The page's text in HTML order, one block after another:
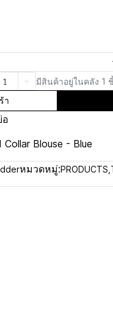
มีสินค้าอยู่ในคลัง 1
า
อ
Blouse - Blue
หมวดหมู่:PRODUCTS